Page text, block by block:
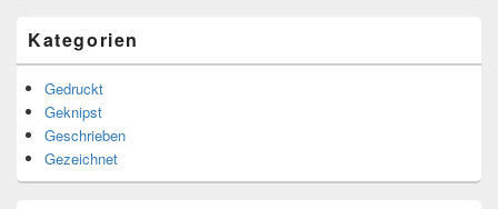
Kategorien
Gedruckt
Geknipst
Geschrieben
Gezeichnet